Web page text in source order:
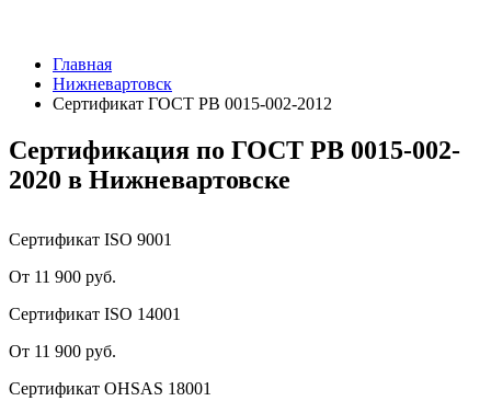
Главная
Нижневартовск
Сертификат ГОСТ РВ 0015-002-2012
Сертификация по ГОСТ РВ 0015-002-
2020 в Нижневартовске
Сертификат ISO 9001
От 11 900 руб.
Сертификат ISO 14001
От 11 900 руб.
Сертификат OHSAS 18001